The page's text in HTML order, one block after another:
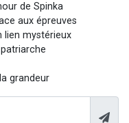
de Spinka
aux épreuves
lien mystérieux
grandeur